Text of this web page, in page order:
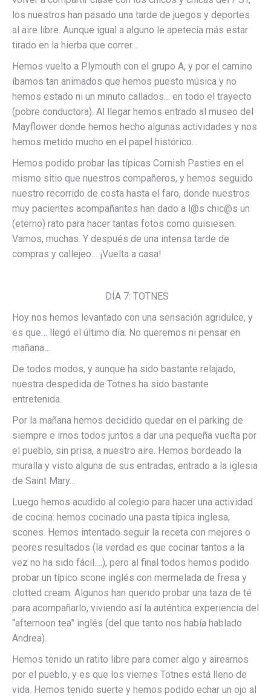
los nuestros han pasado una tarde de juegos y deportes
al aire libre. Aunque igual a alguno le apetecía más estar
tirado en la hierba que correr…
Hemos vuelto a Plymouth con el grupo A, y por el camino
íbamos tan animados que hemos puesto música y no
hemos estado ni un minuto callados… en todo el trayecto
(pobre conductora). Al llegar hemos entrado al museo del
Mayflower donde hemos hecho algunas actividades y nos
hemos metido mucho en el papel histórico…
Hemos podido probar las típicas Cornish Pasties en el
mismo sitio que nuestros compañeros, y hemos seguido
nuestro recorrido de costa hasta el faro, donde nuestros
muy pacientes acompañantes han dado a l@s chic@s un
(eterno) rato para hacer tantas fotos como quisiesen.
Vamos, muchas. Y después de una intensa tarde de
compras y callejeo… ¡Vuelta a casa!
DÍA 7: TOTNES
Hoy nos hemos levantado con una sensación agridulce, y
es que… llegó el último día. No queremos ni pensar en
mañana…
De todos modos, y aunque ha sido bastante relajado,
nuestra despedida de Totnes ha sido bastante
entretenida.
Por la mañana hemos decidido quedar en el parking de
siempre e irnos todos juntos a dar una pequeña vuelta por
el pueblo, sin prisa, a nuestro aire. Hemos bordeado la
muralla y visto alguna de sus entradas, entrado a la iglesia
de Saint Mary…
Luego hemos acudido al colegio para hacer una actividad
de cocina: hemos cocinado una pasta típica inglesa,
scones. Hemos intentado seguir la receta con mejores o
peores resultados (la verdad es que cocinar tantos a la
vez no ha sido fácil….), pero al final todos hemos podido
probar un típico scone inglés con mermelada de fresa y
clotted cream. Algunos han querido probar una taza de té
para acompañarlo, viviendo así la auténtica experiencia del
“afternoon tea” inglés (del que tanto nos había hablado
Andrea).
Hemos tenido un ratito libre para comer algo y airearnos
por el pueblo, y es que los viernes Totnes está lleno de
vida. Hemos tenido suerte y hemos podido echar un ojo al